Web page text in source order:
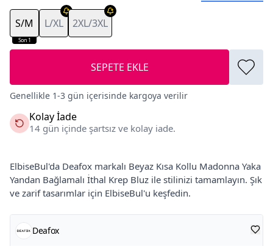
Son 1
S/M L/XL 2XL/3XL
SEPETE EKLE
Genellikle 1-3 gün içerisinde kargoya verilir
Kolay İade
14 gün içinde şartsız ve kolay iade.
ElbiseBul'da Deafox markalı Beyaz Kısa Kollu Madonna Yaka
Yandan Bağlamalı İthal Krep Bluz ile stilinizi tamamlayın. Şık
ve zarif tasarımlar için ElbiseBul'u keşfedin.
Deafox